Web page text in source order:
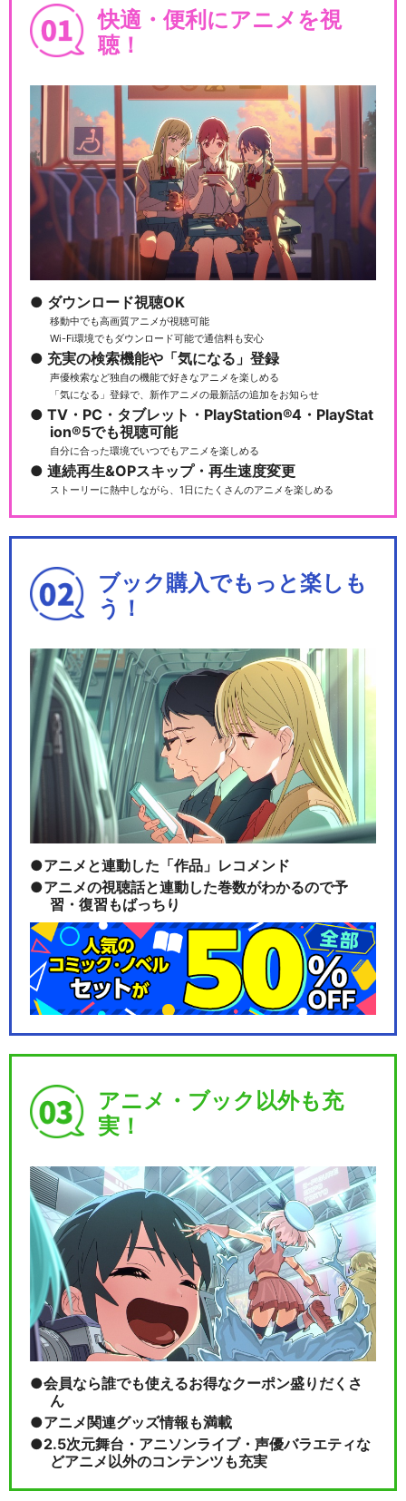
快適・便利にアニメを視
聴！
ダウンロード視聴OK
移動中でも高画質アニメが視聴可能
Wi-Fi環境でもダウンロード可能で通信料も安心
充実の検索機能や「気になる」登録
声優検索など独自の機能で好きなアニメを楽しめる
「気になる」登録で、新作アニメの最新話の追加をお知らせ
TV・PC・タブレット・PlayStation®4・PlayStat
ion®5でも視聴可能
自分に合った環境でいつでもアニメを楽しめる
連続再生&OPスキップ・再生速度変更
ストーリーに熱中しながら、1日にたくさんのアニメを楽しめる
ブック購入でもっと楽しも
う！
アニメと連動した「作品」レコメンド
アニメの視聴話と連動した巻数がわかるので予
習・復習もばっちり
アニメ・ブック以外も充
実！
会員なら誰でも使えるお得なクーポン盛りだくさ
ん
アニメ関連グッズ情報も満載
2.5次元舞台・アニソンライブ・声優バラエティな
どアニメ以外のコンテンツも充実